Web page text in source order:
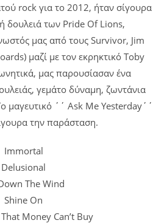
rock για το 2012, ήταν σίγουρα
δουλειά των Pride Of Lions,
μας από τους Survivor, Jim
μαζί με τον εκρηκτικό Toby
μας παρουσίασαν ένα
γεμάτο δύναμη, ζωντάνια
μαγευτικό ΄΄ Ask Me Yesterday΄΄
την παράσταση.
Immortal
The Wind
On
That Money Can’t Buy